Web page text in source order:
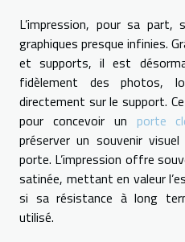
L’impression, pour sa
graphiques presque infinies.
et supports, il est
fidèlement des photos,
directement sur le support.
pour concevoir un porte
préserver un souvenir
porte. L’impression offre
satinée, mettant en valeur
si sa résistance à long
utilisé.